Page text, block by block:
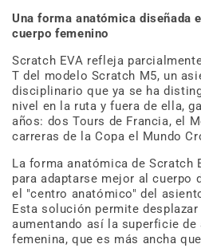
Una forma anatómica diseñada
cuerpo femenino
Scratch EVA refleja
T del modelo Scratch M5, un
disciplinario que ya se ha
nivel en la ruta y fuera de ella,
años: dos Tours de Francia, el
carreras de la Copa el Mundo
La forma anatómica de Scratch
para adaptarse mejor al cuerpo
el "centro anatómico" del
Esta solución permite
aumentando así la superficie de
femenina, que es más ancha